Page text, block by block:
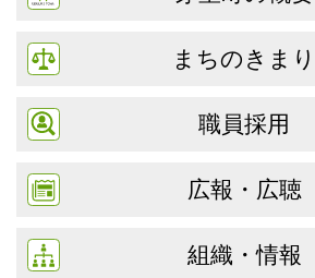
まちのきまり
職員採用
広報・広聴
組織・情報